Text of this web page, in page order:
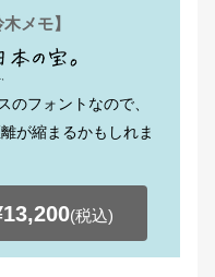
木メモ】
のフォントなので、
が縮まるかもしれま
(税込)